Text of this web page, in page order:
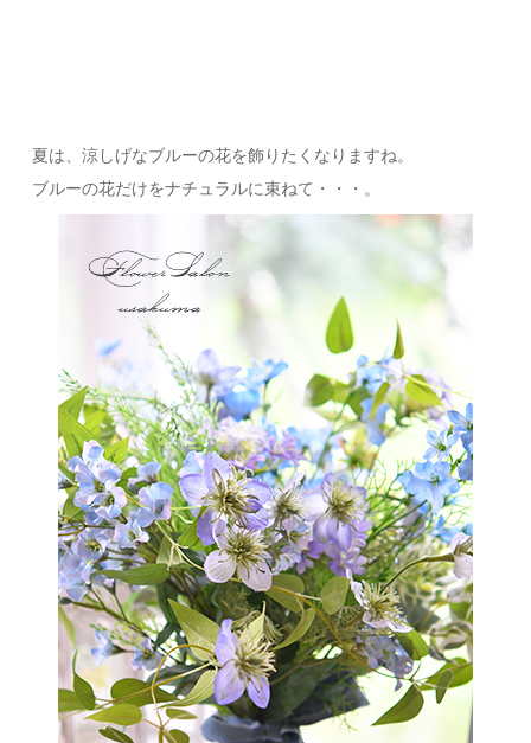
夏は、涼しげなブルーの花を飾りたくなりますね。
ブルーの花だけをナチュラルに束ねて・・・。